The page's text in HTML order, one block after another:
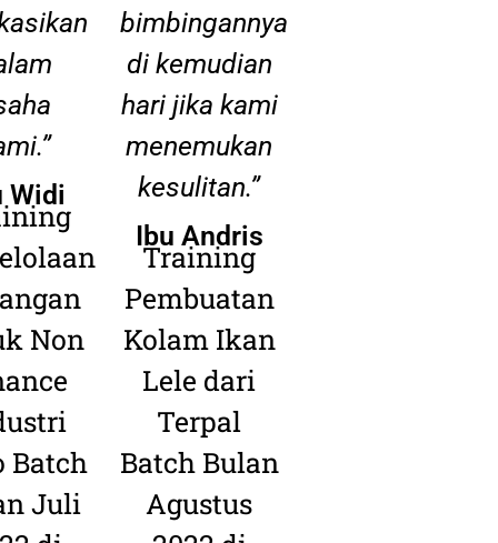
Widi
Non
Batch
Juli
bimbingannya
di kemudian
hari jika kami
menemukan
kesulitan.”
Ibu Andris
Training
Pembuatan
Kolam Ikan
Lele dari
Terpal
Batch Bulan
Agustus